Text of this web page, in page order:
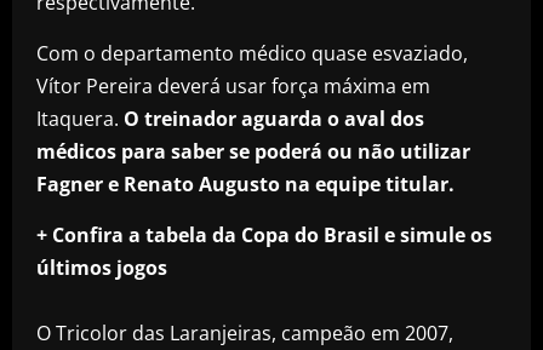
Com o departamento médico quase esvaziado,
Vítor Pereira deverá usar força máxima em
Itaquera. O treinador aguarda o aval dos
médicos para saber se poderá ou não utilizar
Fagner e Renato Augusto na equipe titular.
+ Confira a tabela da Copa do Brasil e simule os
últimos jogos
O Tricolor das Laranjeiras, campeão em 2007,